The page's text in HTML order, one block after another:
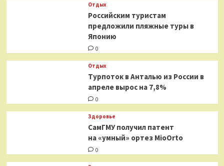
Отдых
Российским туристам
предложили пляжные туры в
Японию
0
Отдых
Турпоток в Анталью из России в
апреле вырос на 7,8%
0
Здоровье
СамГМУ получил патент
на «умный» ортез MioOrto
0